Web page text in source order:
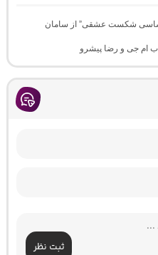
شکست عشقی” از سامان
ام جی و رضا پیشرو
ثبت نظر